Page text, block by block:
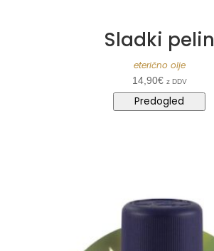
Sladki pelin
eterično olje
14,90€ z DDV
Predogled